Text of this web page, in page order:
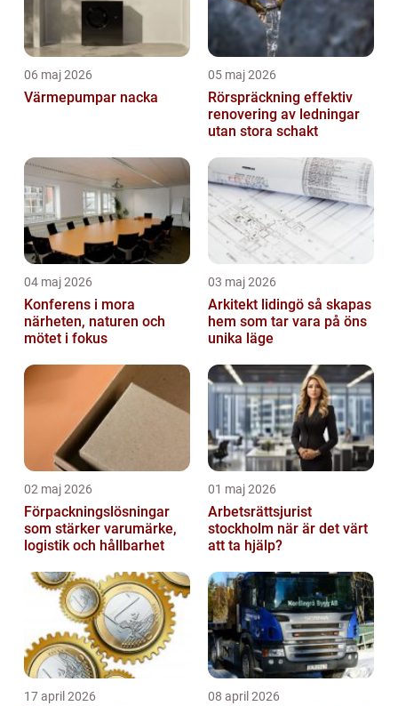
06 maj 2026
Värmepumpar nacka
05 maj 2026
Rörspräckning effektiv
renovering av ledningar
utan stora schakt
04 maj 2026
Konferens i mora
närheten, naturen och
mötet i fokus
03 maj 2026
Arkitekt lidingö så skapas
hem som tar vara på öns
unika läge
02 maj 2026
Förpackningslösningar
som stärker varumärke,
logistik och hållbarhet
01 maj 2026
Arbetsrättsjurist
stockholm när är det värt
att ta hjälp?
17 april 2026 08 april 2026